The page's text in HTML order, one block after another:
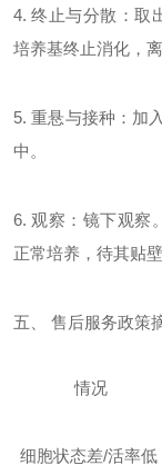
4. 终止与分散：取
培养基终止消化，
5. 重悬与接种：加
中。
6. 观察：镜下观察
正常培养，待其贴
五、 售后服务政策
情况
细胞状态差/活率低